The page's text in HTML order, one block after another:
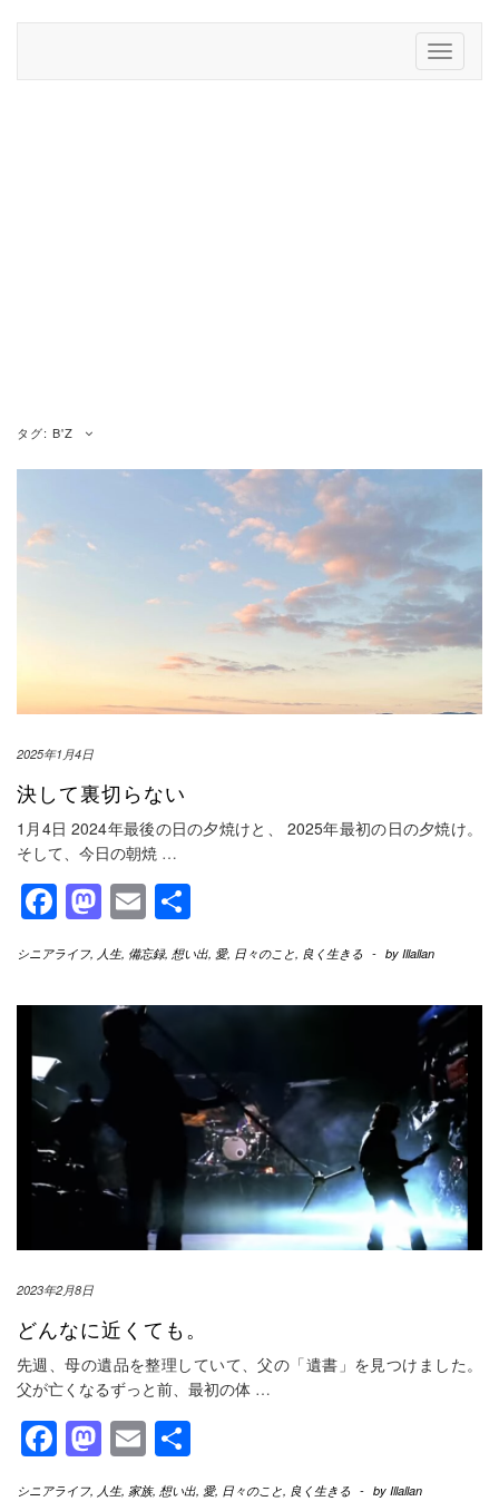
Toggle
タグ: B'Z
2025年1月4日
決して裏切らない
1月4日 2024年最後の日の夕焼けと、 2025年最初の日の夕焼け。
そして、今日の朝焼 …
Facebook
Mastodon
Email
有
シニアライフ, 人生, 備忘録, 想い出, 愛, 日々のこと, 良く生きる - by Illallan
2023年2月8日
どんなに近くても。
先週、母の遺品を整理していて、父の「遺書」を見つけました。
父が亡くなるずっと前、最初の体 …
Facebook
Mastodon
Email
有
シニアライフ, 人生, 家族, 想い出, 愛, 日々のこと, 良く生きる - by Illallan